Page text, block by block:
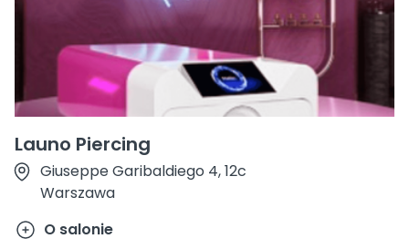
Launo Piercing
Giuseppe Garibaldiego 4, 12c
Warszawa
O salonie